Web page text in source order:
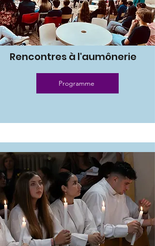
Rencontres à l'aumônerie
Programme